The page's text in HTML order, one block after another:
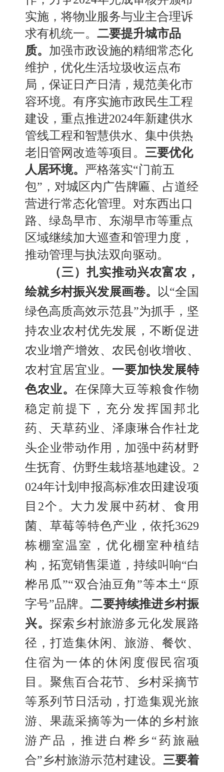
实施，将物业服务与业主合理诉
求有机统一。 二要提升城市品
质。 加强市政设施的精细常态化
维护，优化生活垃圾收运点布
局，保证日产日清，规范美化市
容环境。有序实施市政民生工程
建设，重点推进2024年新建供水
管线工程和智慧供水、 集中供热
老旧管网改造等项目。 三要优化
人居环境。 严格落实“门前五
包”，对城区内广告牌匾、 占道经
营进行常态化管理。对东西出口
路、 绿岛早市、 东湖早市等重点
区域继续加大巡查和管理力度，
推动管理与执法双向驱动。
（三）扎实推动兴农富农，
绘就乡村振兴发展画卷。
以“全国
绿色高质高效示范县”为抓手，坚
持农业农村优先发展，不断促进
农业增产增效、农民创收增收、
农村宜居宜业。 一要加快发展特
色农业。 在保障大豆等粮食作物
稳定前提下，充分发挥国邦北
药、 天草药业、 泽康琳合作社龙
头企业带动作用，加强中药材野
生抚育、 仿野生栽培基地建设。 2
024年计划申报高标准农田建设项
目2个。大力发展中药材、食用
菌、 草莓等特色产业，依托3629
栋棚室温室，优化棚室种植结
构，拓宽销售渠道，持续叫响“白
桦吊瓜”“双合油豆角”等本土“原
字号”品牌。二要持续推进乡村振
兴。 探索乡村旅游多元化发展路
径，打造集休闲、旅游、餐饮、
住宿为一体的休闲度假民宿项
目。 聚焦百合花节、
乡村采摘节
等系列节日活动，打造集观光旅
游、 果蔬采摘等为一体的乡村旅
游产品，推进白桦乡 “药旅融
合”乡村旅游示范村建设。 三要着